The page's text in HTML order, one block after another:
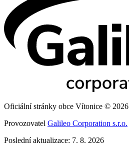
Oficiální stránky obce Vítonice © 2026
Provozovatel Galileo Corporation s.r.o.
Poslední aktualizace: 7. 8. 2026